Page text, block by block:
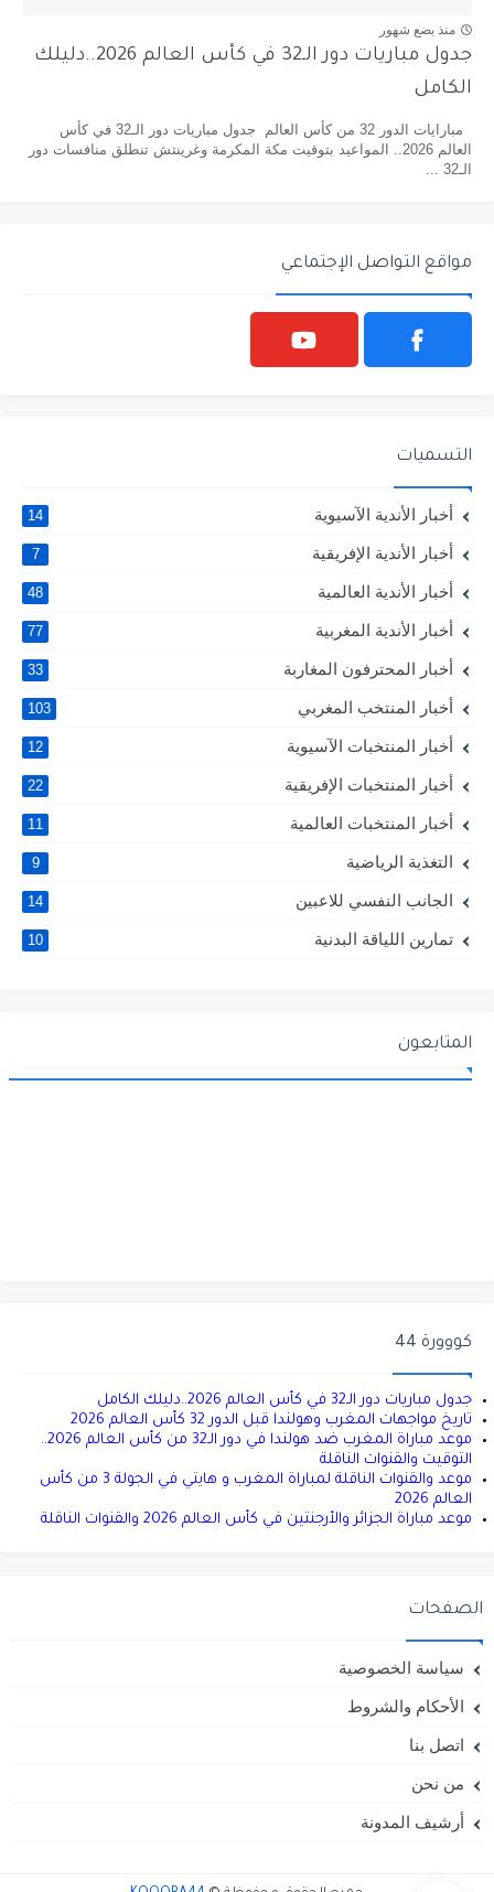
منذ بضع شهور
جدول مباريات دور الـ32 في كأس العالم 2026..دليلك
الكامل
مبارايات الدور 32 من كأس العالم جدول مباريات دور الـ32 في كأس
العالم 2026.. المواعيد بتوقيت مكة المكرمة وغرينتش تنطلق منافسات دور
الـ32 ...
مواقع التواصل الإجتماعي
التسميات
أخبار الأندية الآسيوية 14
أخبار الأندية الإفريقية 7
أخبار الأندية العالمية 48
أخبار الأندية المغربية 77
أخبار المحترفون المغاربة 33
أخبار المنتخب المغربي 103
أخبار المنتخبات الآسيوية 12
أخبار المنتخبات الإفريقية 22
أخبار المنتخبات العالمية 11
التغذية الرياضية 9
الجانب النفسي للاعبين 14
تمارين اللياقة البدنية 10
المتابعون
كووورة 44
جدول مباريات دور الـ32 في كأس العالم 2026..دليلك الكامل
تاريخ مواجهات المغرب وهولندا قبل الدور 32 كأس العالم 2026
موعد مباراة المغرب ضد هولندا في دور الـ32 من كأس العالم 2026..
التوقيت والقنوات الناقلة
موعد والقنوات الناقلة لمباراة المغرب و هايتي في الجولة 3 من كأس
العالم 2026
موعد مباراة الجزائر والأرجنتين في كأس العالم 2026 والقنوات الناقلة
الصفحات
سياسة الخصوصية
الأحكام والشروط
اتصل بنا
من نحن
أرشيف المدونة